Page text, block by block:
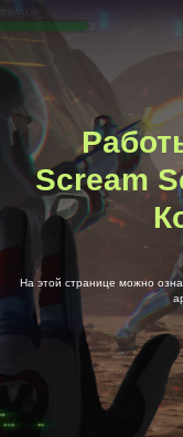
Scream
На этой странице можно